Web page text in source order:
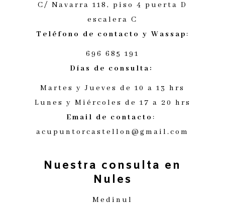
C/ Navarra 118, piso 4 puerta D
escalera C
Teléfono de contacto y Wassap :
696 685 191
Días de consulta:
Martes y Jueves de 10 a 13 hrs
Lunes y Miércoles de 17 a 20 hrs
Email de contacto :
acupuntorcastellon@gmail.com
Nuestra consulta en
Nules
Medinul